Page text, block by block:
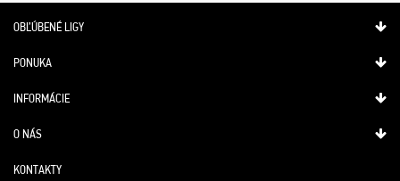
OBĽÚBENÉ LIGY
PONUKA
INFORMÁCIE
O NÁS
KONTAKTY